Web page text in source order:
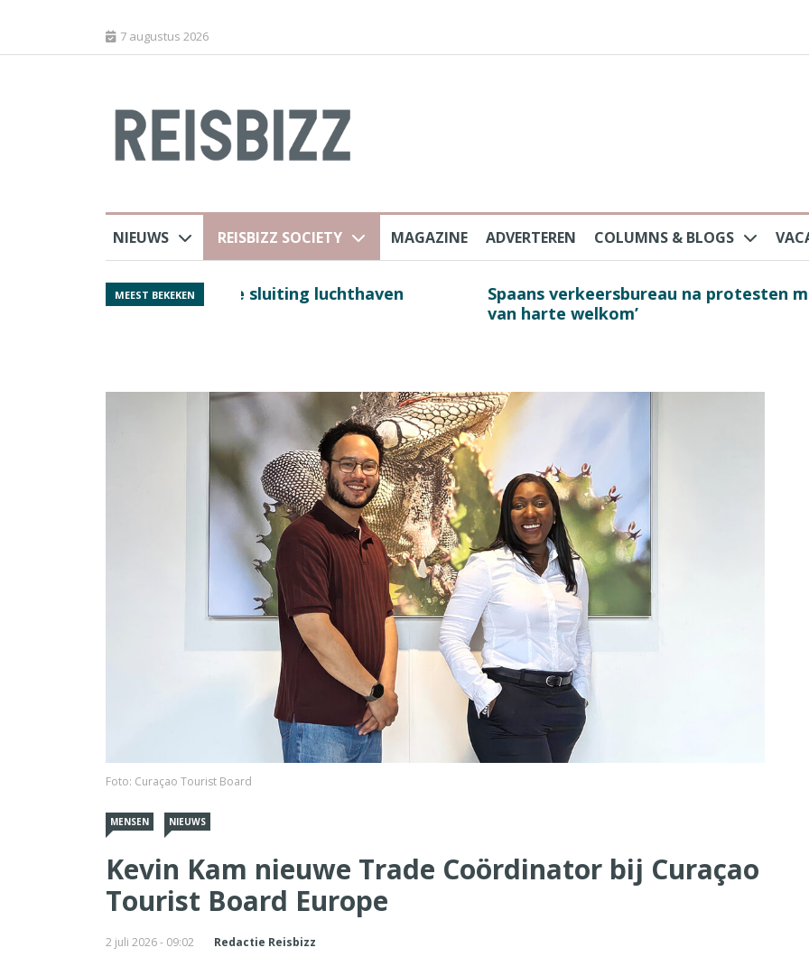
7 augustus 2026
NIEUWS REISBIZZ SOCIETY MAGAZINE ADVERTEREN COLUMNS & BLOGS
MEEST BEKEKEN
luchthaven
Spaans verkeersbureau na protesten massatoerisme: ‘Nederlandse
Foto: Curaçao Tourist Board
MENSEN NIEUWS
Kevin Kam nieuwe Trade Coördinator bij Curaçao
Tourist Board Europe
2 juli 2026 - 09:02 Redactie Reisbizz